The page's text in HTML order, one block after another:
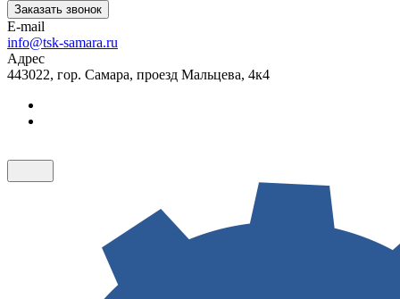
Заказать звонок
E-mail
info@tsk-samara.ru
Адрес
443022, гор. Самара, проезд Мальцева, 4к4